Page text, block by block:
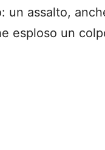
un assalto,
esploso un